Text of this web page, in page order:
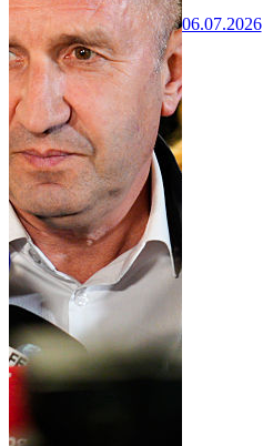
06.07.2026